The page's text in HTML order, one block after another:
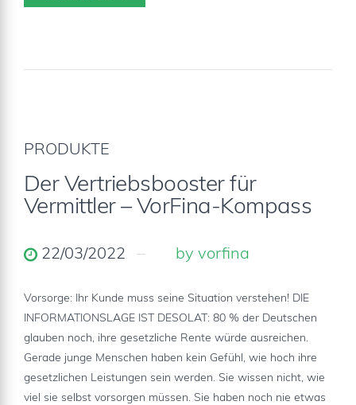
PRODUKTE
Der Vertriebsbooster für
Vermittler – VorFina-Kompass
22/03/2022 by vorfina
Vorsorge: Ihr Kunde muss seine Situation verstehen! DIE
INFORMATIONSLAGE IST DESOLAT: 80 % der Deutschen
glauben noch, ihre gesetzliche Rente würde ausreichen.
Gerade junge Menschen haben kein Gefühl, wie hoch ihre
gesetzlichen Leistungen sein werden. Sie wissen nicht, wie
viel sie selbst vorsorgen müssen. Sie haben noch nie etwas